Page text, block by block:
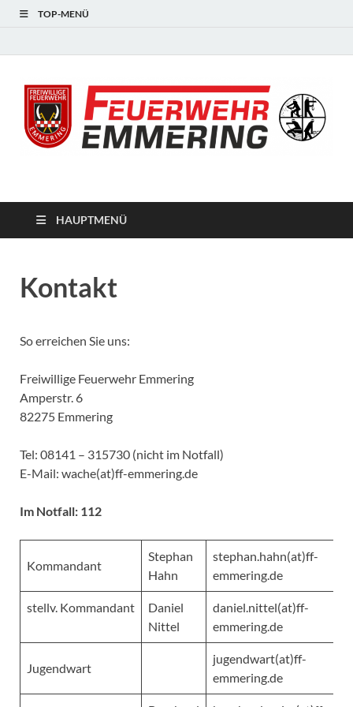
TOP-MENÜ
HAUPTMENÜ
Kontakt
So erreichen Sie uns:
Freiwillige Feuerwehr Emmering
Amperstr. 6
82275 Emmering
Tel: 08141 – 315730 (nicht im Notfall)
E-Mail: wache(at)ff-emmering.de
Im Notfall: 112
Kommandant
Stephan
Hahn
stephan.hahn(at)ff-
emmering.de
stellv. Kommandant
Daniel
Nittel
daniel.nittel(at)ff-
emmering.de
Jugendwart
jugendwart(at)ff-
emmering.de